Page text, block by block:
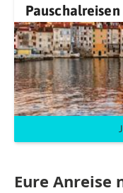
Eure Anreise